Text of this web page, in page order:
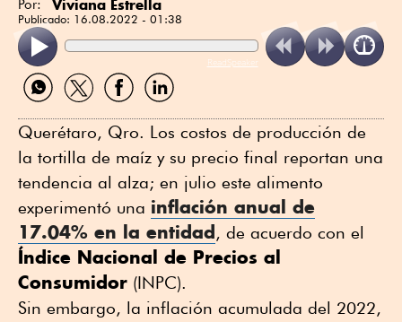
Por: Viviana Estrella
Publicado: 16.08.2022 - 01:38
ReadSpeaker
Compartir
por
Compartir
por
Compartir
por
Compartir
por
Querétaro, Qro. Los costos de producción de
la tortilla de maíz y su precio final reportan una
tendencia al alza; en julio este alimento
experimentó una inflación anual de
17.04% en la entidad, de acuerdo con el
Índice Nacional de Precios al
Consumidor (INPC).
Sin embargo, la inflación acumulada del 2022,